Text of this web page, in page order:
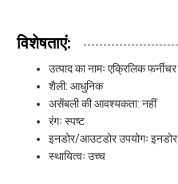
विशेषताएं:
उत्पाद का नामः एक्रिलिक फर्नीचर
शैली: आधुनिक
असेंबली की आवश्यकता: नहीं
रंगः स्पष्ट
इनडोर/आउटडोर उपयोगः इनडोर
स्थायित्वः उच्च